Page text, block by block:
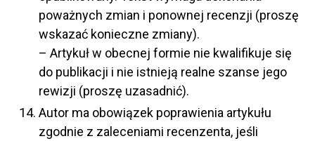
poważnych zmian i ponownej recenzji (proszę
wskazać konieczne zmiany).
– Artykuł w obecnej formie nie kwalifikuje się
do publikacji i nie istnieją realne szanse jego
rewizji (proszę uzasadnić).
Autor ma obowiązek poprawienia artykułu
zgodnie z zaleceniami recenzenta, jeśli